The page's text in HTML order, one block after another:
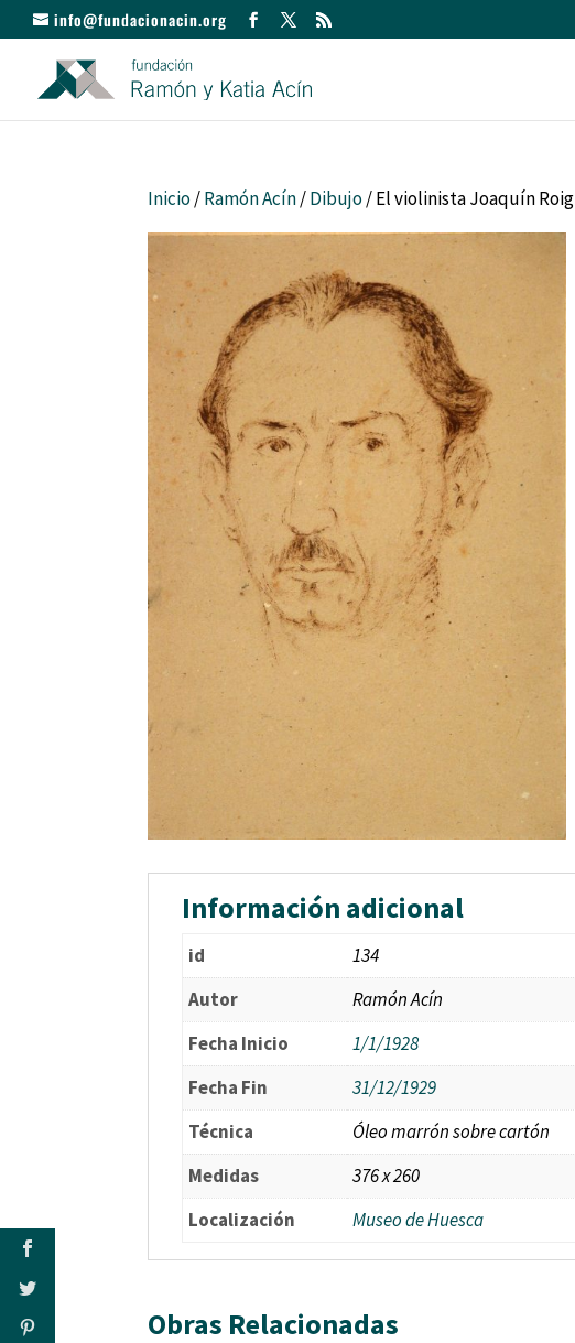
info@fundacionacin.org
Inicio/Ramón Acín/Dibujo/ El violinista Joaquín Roig
Información adicional
id
134
Autor
Ramón Acín
Fecha Inicio
1/1/1928
Fecha Fin
31/12/1929
Técnica
Óleo marrón sobre cartón
Medidas
376 x 260
Localización
Museo de Huesca
Obras Relacionadas